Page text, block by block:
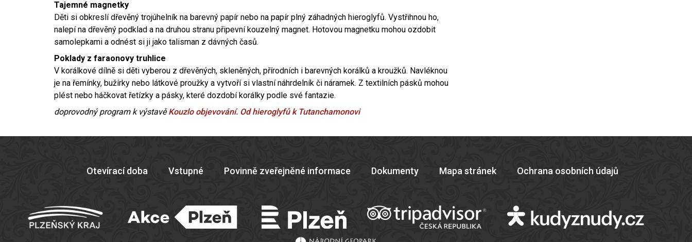
Tajemné magnetky
Děti si obkreslí dřevěný trojúhelník na barevný papír nebo na papír plný záhadných hieroglyfů. Vystřihnou ho,
nalepí na dřevěný podklad a na druhou stranu připevní kouzelný magnet. Hotovou magnetku mohou ozdobit
samolepkami a odnést si ji jako talisman z dávných časů.
Poklady z faraonovy truhlice
V korálkové dílně si děti vyberou z dřevěných, skleněných, přírodních i barevných korálků a kroužků. Navléknou
je na řemínky, bužírky nebo látkové proužky a vytvoří si vlastní náhrdelník či náramek. Z textilních pásků mohou
plést nebo háčkovat řetízky a pásky, které dozdobí korálky podle své fantazie.
doprovodný program k výstavěKouzlo objevování. Od hieroglyfů k Tutanchamonovi
Otevírací doba Vstupné Povinně zveřejněné informace Dokumenty Mapa stránek Ochrana osobních údajů